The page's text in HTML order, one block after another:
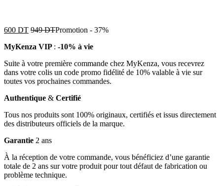
600 DT 949DTPromotion - 37%
MyKenza VIP : -10% à vie
Suite à votre première commande chez MyKenza, vous recevrez
dans votre colis un code promo fidélité de 10% valable à vie sur
toutes vos prochaines commandes.
Authentique & Certifié
Tous nos produits sont 100% originaux, certifiés et issus directement
des distributeurs officiels de la marque.
Garantie 2 ans
À la réception de votre commande, vous bénéficiez d’une garantie
totale de 2 ans sur votre produit pour tout défaut de fabrication ou
problème technique.